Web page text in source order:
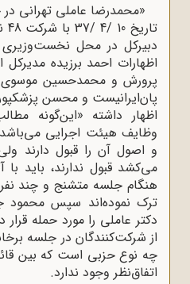
«محمدرضا عاملی تهرانی
دبیرکل در محل
اظهارات احمد برزیده
پرورش و محمدحسین موسوی
پان‌ایرانیست و محسن پزشکپور
اظهار داشته «این‌گونه
وظایف هیئت اجرایی
و اصول آن را قبول دارند
می‌کشد قبول ندارند، باید با
هنگام جلسه متشنج و چند
ترک نموده‌اند سپس محمود
دکتر عاملی را مورد حمله قرار
از شرکت‌کنندگان در جلسه
چه نوع حزبی است که بین
اتفاق‌نظر وجود ندارد.